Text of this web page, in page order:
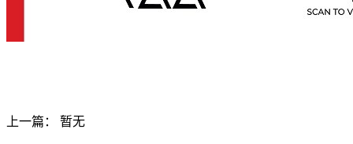
上一篇： 暂无